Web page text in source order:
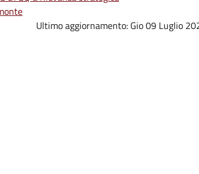
Ultimo aggiornamento: Gio 09 Luglio